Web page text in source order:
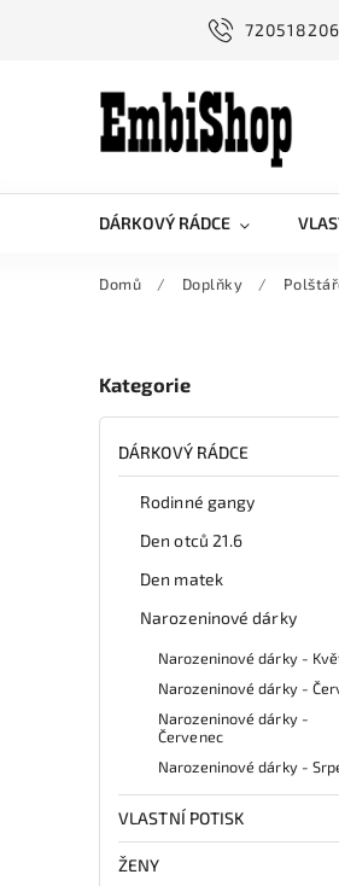
720518206
DÁRKOVÝ RÁDCE
Domů / Doplňky /
Kategorie
DÁRKOVÝ RÁDCE
Rodinné gangy
Den otců 21.6
Den matek
Narozeninové dárky
Narozeninové dárky -
Narozeninové dárky -
Narozeninové dárky -
Červenec
Narozeninové dárky -
VLASTNÍ POTISK
ŽENY